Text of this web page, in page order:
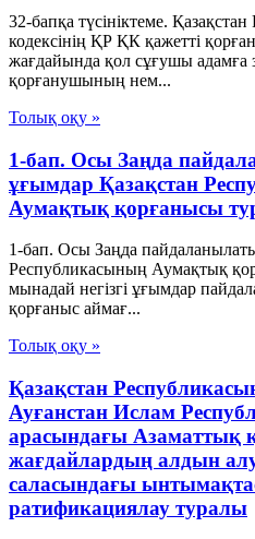
32-бапқа түсініктеме.
кодексінің ҚР ҚК қажетті
жағдайында қол сұғушы адамға
қорғанушының нем...
Толық оқу »
1-бап. Осы Заңда
ұғымдар Қазақстан
Аумақтық қорғанысы
1-бап. Осы Заңда
Республикасының Аумақтық
мынадай негізгі ұғымдар
қорғаныс аймағ...
Толық оқу »
Қазақстан
Ауғанстан Ислам
арасындағы Азаматтық
жағдайлардың алдын
саласындағы
ратификациялау туралы